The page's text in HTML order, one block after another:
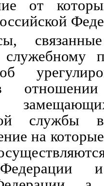
от
служебному
отношении
службы
на
и